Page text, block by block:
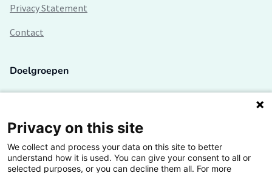
Privacy Statement
Contact
Doelgroepen
Lectoren en onderzoekers
Bedrijven
Privacy on this site
We collect and process your data on this site to better
understand how it is used. You can give your consent to all or
selected purposes, or you can decline them all. For more